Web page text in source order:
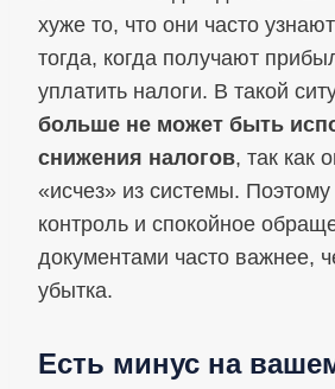
хуже то, что они часто
тогда, когда получают
уплатить налоги. В такой
больше не может быть
снижения налогов, так как
«исчез» из системы. Поэтому
контроль и спокойное
документами часто важнее,
убытка.
Есть минус на